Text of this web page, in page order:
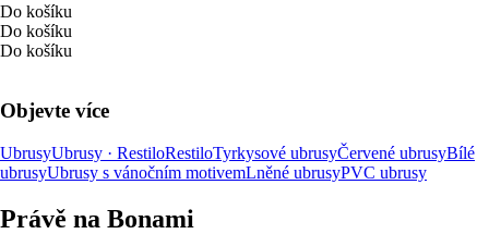
Do košíku
Do košíku
Do košíku
Objevte více
UbrusyUbrusy · RestiloRestiloTyrkysové ubrusyČervené ubrusyBílé
ubrusyUbrusy s vánočním motivemLněné ubrusyPVC ubrusy
Právě na Bonami